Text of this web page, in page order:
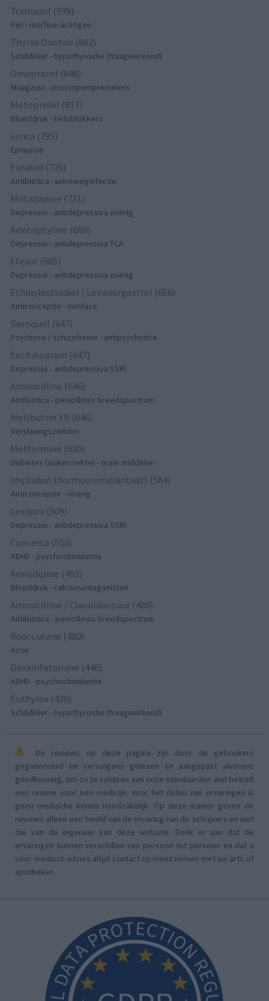
Tramadol (939)
Pijn - morfine-achtigen
Thyrax Duotab (882)
Schildklier - hypothyroidie (traagwerkend)
Omeprazol (848)
Maagzuur - protonpompremmers
Metoprolol (817)
Bloeddruk - betablokkers
Lyrica (795)
Epilepsie
Furabid (735)
Antibiotica - urineweginfectie
Mirtazapine (731)
Depressie - antidepressiva overig
Amitriptyline (699)
Depressie - antidepressiva TCA
Efexor (665)
Depressie - antidepressiva overig
Ethinylestradiol / Levonorgestrel (656)
Anticonceptie - eenfase
Seroquel (647)
Psychose / schizofrenie - antipsychotica
Escitalopram (647)
Depressie - antidepressiva SSRI
Amoxicilline (646)
Antibiotica - penicillines breedspectrum
Wellbutrin XR (646)
Verslavingsziekten
Metformine (620)
Diabetes (suikerziekte) - orale middelen
Implanon (hormoonimplantaat) (584)
Anticonceptie - overig
Lexapro (509)
Depressie - antidepressiva SSRI
Concerta (503)
ADHD - psychostimulantia
Amlodipine (493)
Bloeddruk - calciumantagonisten
Amoxicilline / Clavulaanzuur (486)
Antibiotica - penicillines breedspectrum
Roaccutane (480)
Acne
Dexamfetamine (446)
ADHD - psychostimulantia
Euthyrox (436)
Schildklier - hypothyroidie (traagwerkend)
De reviews op deze pagina zijn door de gebruikers
gegenereerd en vervolgens gelezen en aangepast alvorens
goedkeuring, om zo te voldoen aan onze standaarden wat betreft
een review voor een medicijn. Voor het delen van ervaringen is
geen medische kennis noodzakelijk. Op deze manier geven de
reviews alleen een beeld van de ervaring van de schrijvers en niet
die van de eigenaar van deze website. Denk er aan dat de
ervaringen kunnen verschillen van persoon tot persoon en dat u
voor medisch advies altijd contact op moet nemen met uw arts of
apotheker.